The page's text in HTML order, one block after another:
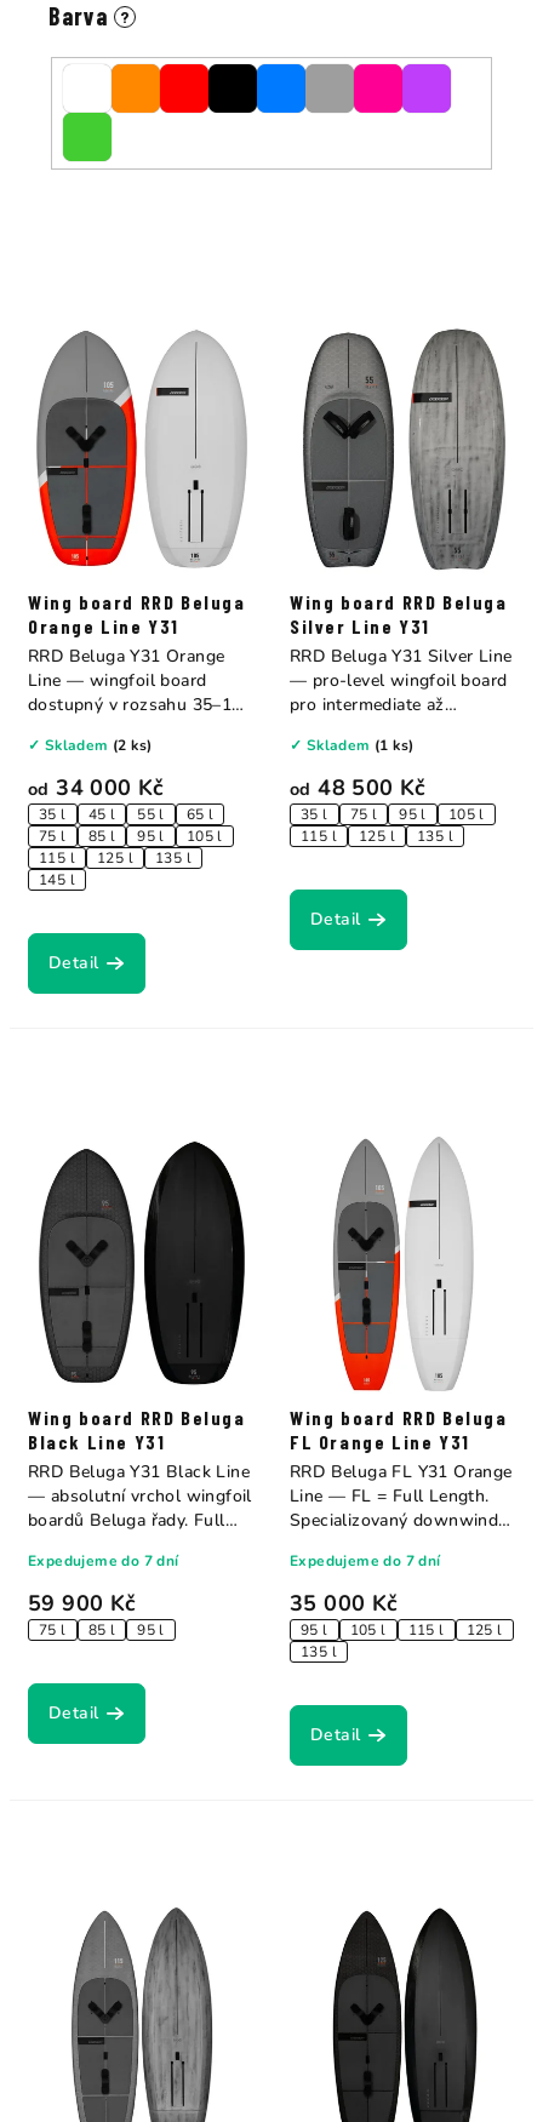
Barva ?
Wing board RRD Beluga
Orange Line Y31
od 34 000 Kč
35 l 45 l 55 l
65 l
75 l
85 l 95 l
105 l
115 l
125 l
135 l
145 l
✓ Skladem (2 ks)
Detail
RRD Beluga Y31 Orange
Line — wingfoil board
dostupný v rozsahu 35–145
Wing board RRD Beluga
Silver Line Y31
od 48 500 Kč
35 l 75 l 95 l
105 l
115 l
125 l 135 l
✓ Skladem (1 ks)
Detail
RRD Beluga Y31 Silver Line
— pro-level wingfoil board
pro intermediate až
Wing board RRD Beluga
Black Line Y31
59 900 Kč
75 l 85 l 95 l
Expedujeme do 7 dní
Detail
RRD Beluga Y31 Black Line
— absolutní vrchol wingfoil
boardů Beluga řady. Full
Wing board RRD Beluga
FL Orange Line Y31
35 000 Kč
95 l 105 l 115 l
125 l
135 l
Expedujeme do 7 dní
Detail
RRD Beluga FL Y31 Orange
Line — FL = Full Length.
Specializovaný downwind a